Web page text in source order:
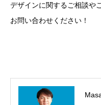
デザインに関するご相談や
お問い合わせください！